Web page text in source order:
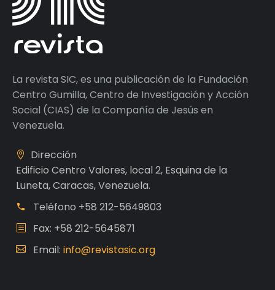
La revista SIC, es una publicación de la Fundación
Centro Gumilla, Centro de Investigación y Acción
Social (CIAS) de la Compañía de Jesús en
Venezuela.
Dirección
Edificio Centro Valores, local 2, Esquina de la
Luneta, Caracas, Venezuela.
Teléfono +58 212-5649803
Fax: +58 212-5645871
Email: info@revistasic.org